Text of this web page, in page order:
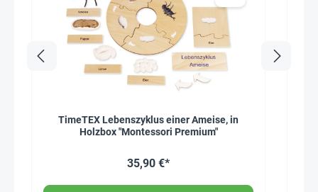
TimeTEX Lebenszyklus einer Ameise, in
Holzbox "Montessori Premium"
35,90 €*